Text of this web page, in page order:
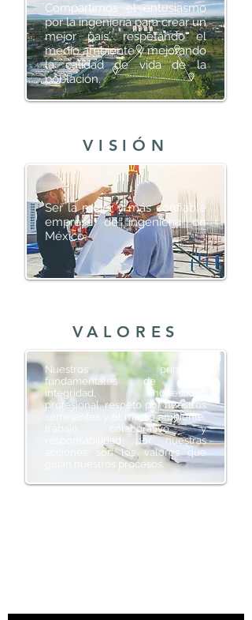
Compartimos el entusiasmo
por la ingeniería para crear un
mejor país, respetando el
medio ambiente y mejorando
la calidad de vida de la
población.
VISIÓN
Ser la mejor y más confiable
empresa de ingeniería en
México.
VALORES
Nuestros principios
fundamentales de ética,
integridad, honestidad
profesional, respeto por nuestros
semejantes y el medio ambiente,
trabajo colaborativo y
responsabilidad por nuestras
acciones son los valores que
guían nuestros procesos.